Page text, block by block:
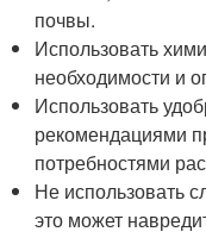
почвы.
Использовать
необходимости и
Использовать
рекомендациями
потребностями
Не использовать
это может